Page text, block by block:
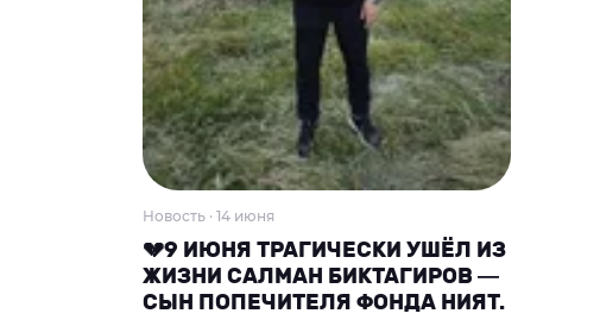
Новость · 14 июня
💔9 ИЮНЯ ТРАГИЧЕСКИ УШЁЛ ИЗ
ЖИЗНИ САЛМАН БИКТАГИРОВ —
СЫН ПОПЕЧИТЕЛЯ ФОНДА НИЯТ.